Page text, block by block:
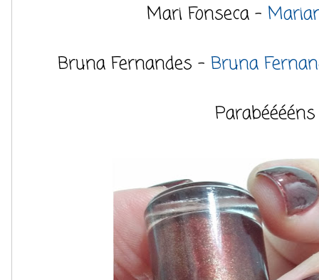
Mari Fonseca -
Bruna Fernandes - Bruna